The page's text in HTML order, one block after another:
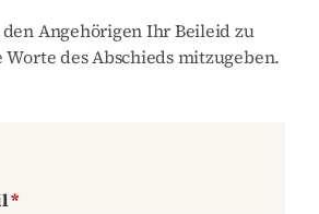
Angehörigen Ihr Beileid zu
des Abschieds mitzugeben.
*